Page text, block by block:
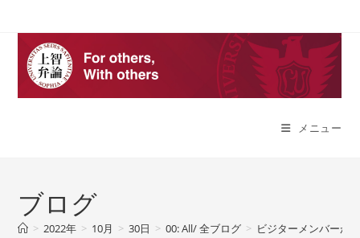
メニュー
ブログ
> 2022年 > 10月 > 30日 > 00: All/ 全ブログ > ビジターメンバーが